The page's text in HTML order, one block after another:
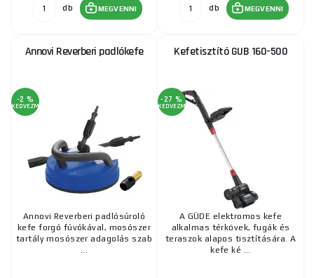
db MEGVENNI db MEGVENNI
Annovi Reverberi padlókefe
-2 %
KEDVEZMÉNY
Annovi Reverberi padlósúroló
kefe forgó fúvókával, mosószer
tartály mosószer adagolás szab
...
Kefetisztító GUB 160-500
-27 %
KEDVEZMÉNY
A GÜDE elektromos kefe
alkalmas térkövek, fugák és
teraszok alapos tisztítására. A
kefe ké ...